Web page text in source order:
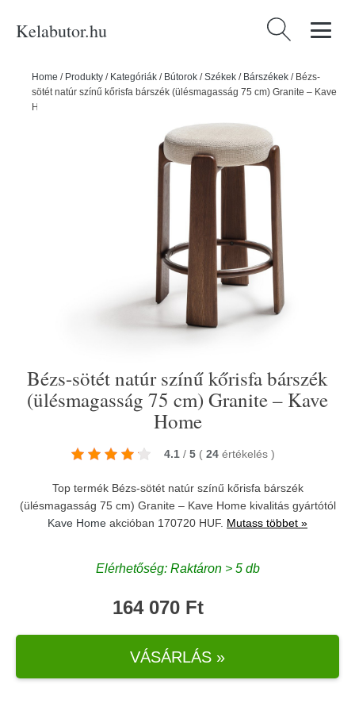
Kelabutor.hu Keresés:
Home / Produkty / Kategóriák / Bútorok /Székek / Bárszékek / Bézs-
sötét natúr színű kőrisfa bárszék (ülésmagasság 75 cm) Granite – Kave
Home
Bézs-sötét natúr színű kőrisfa bárszék
(ülésmagasság 75 cm) Granite – Kave
Home
4.1 / 5 ( 24 értékelés )
Top termék Bézs-sötét natúr színű kőrisfa bárszék
(ülésmagasság 75 cm) Granite – Kave Home kivalitás gyártótól
Kave Home akcióban 170720 HUF. Mutass többet »
Elérhetőség: Raktáron > 5 db
164 070 Ft
VÁSÁRLÁS »